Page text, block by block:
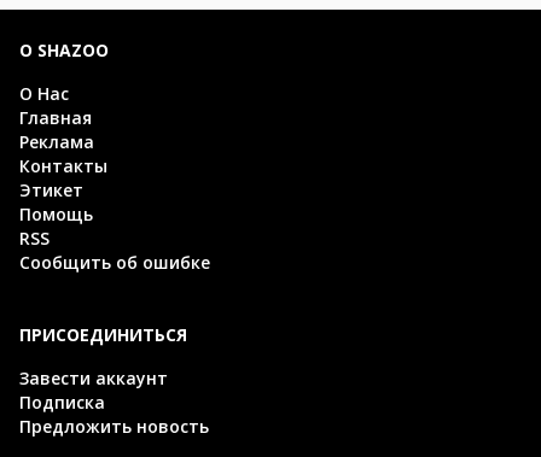
О SHAZOO
О Нас
Главная
Реклама
Контакты
Этикет
Помощь
RSS
Сообщить об ошибке
ПРИСОЕДИНИТЬСЯ
Завести аккаунт
Подписка
Предложить новость